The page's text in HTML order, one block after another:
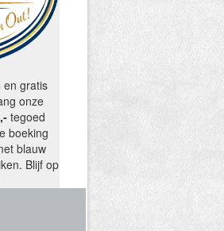
en gratis
onze
tegoed
boeking
blauw
Blijf op